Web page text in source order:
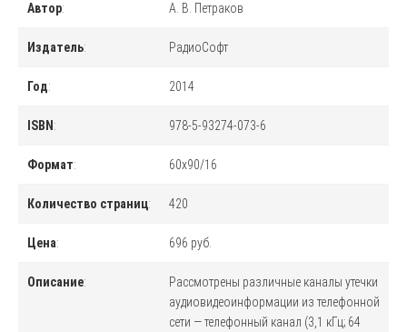
Автор: А. В. Петраков
Издатель: РадиоСофт
Год: 2014
ISBN : 978-5-93274-073-6
Формат: 60x90/16
Количество страниц: 420
Цена: 696 руб.
Описание:
Рассмотрены различные каналы утечки
аудиовидеоинформации из телефонной
сети — телефонный канал (3,1 кГц; 64